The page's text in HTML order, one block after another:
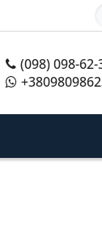
(098) 098-62-